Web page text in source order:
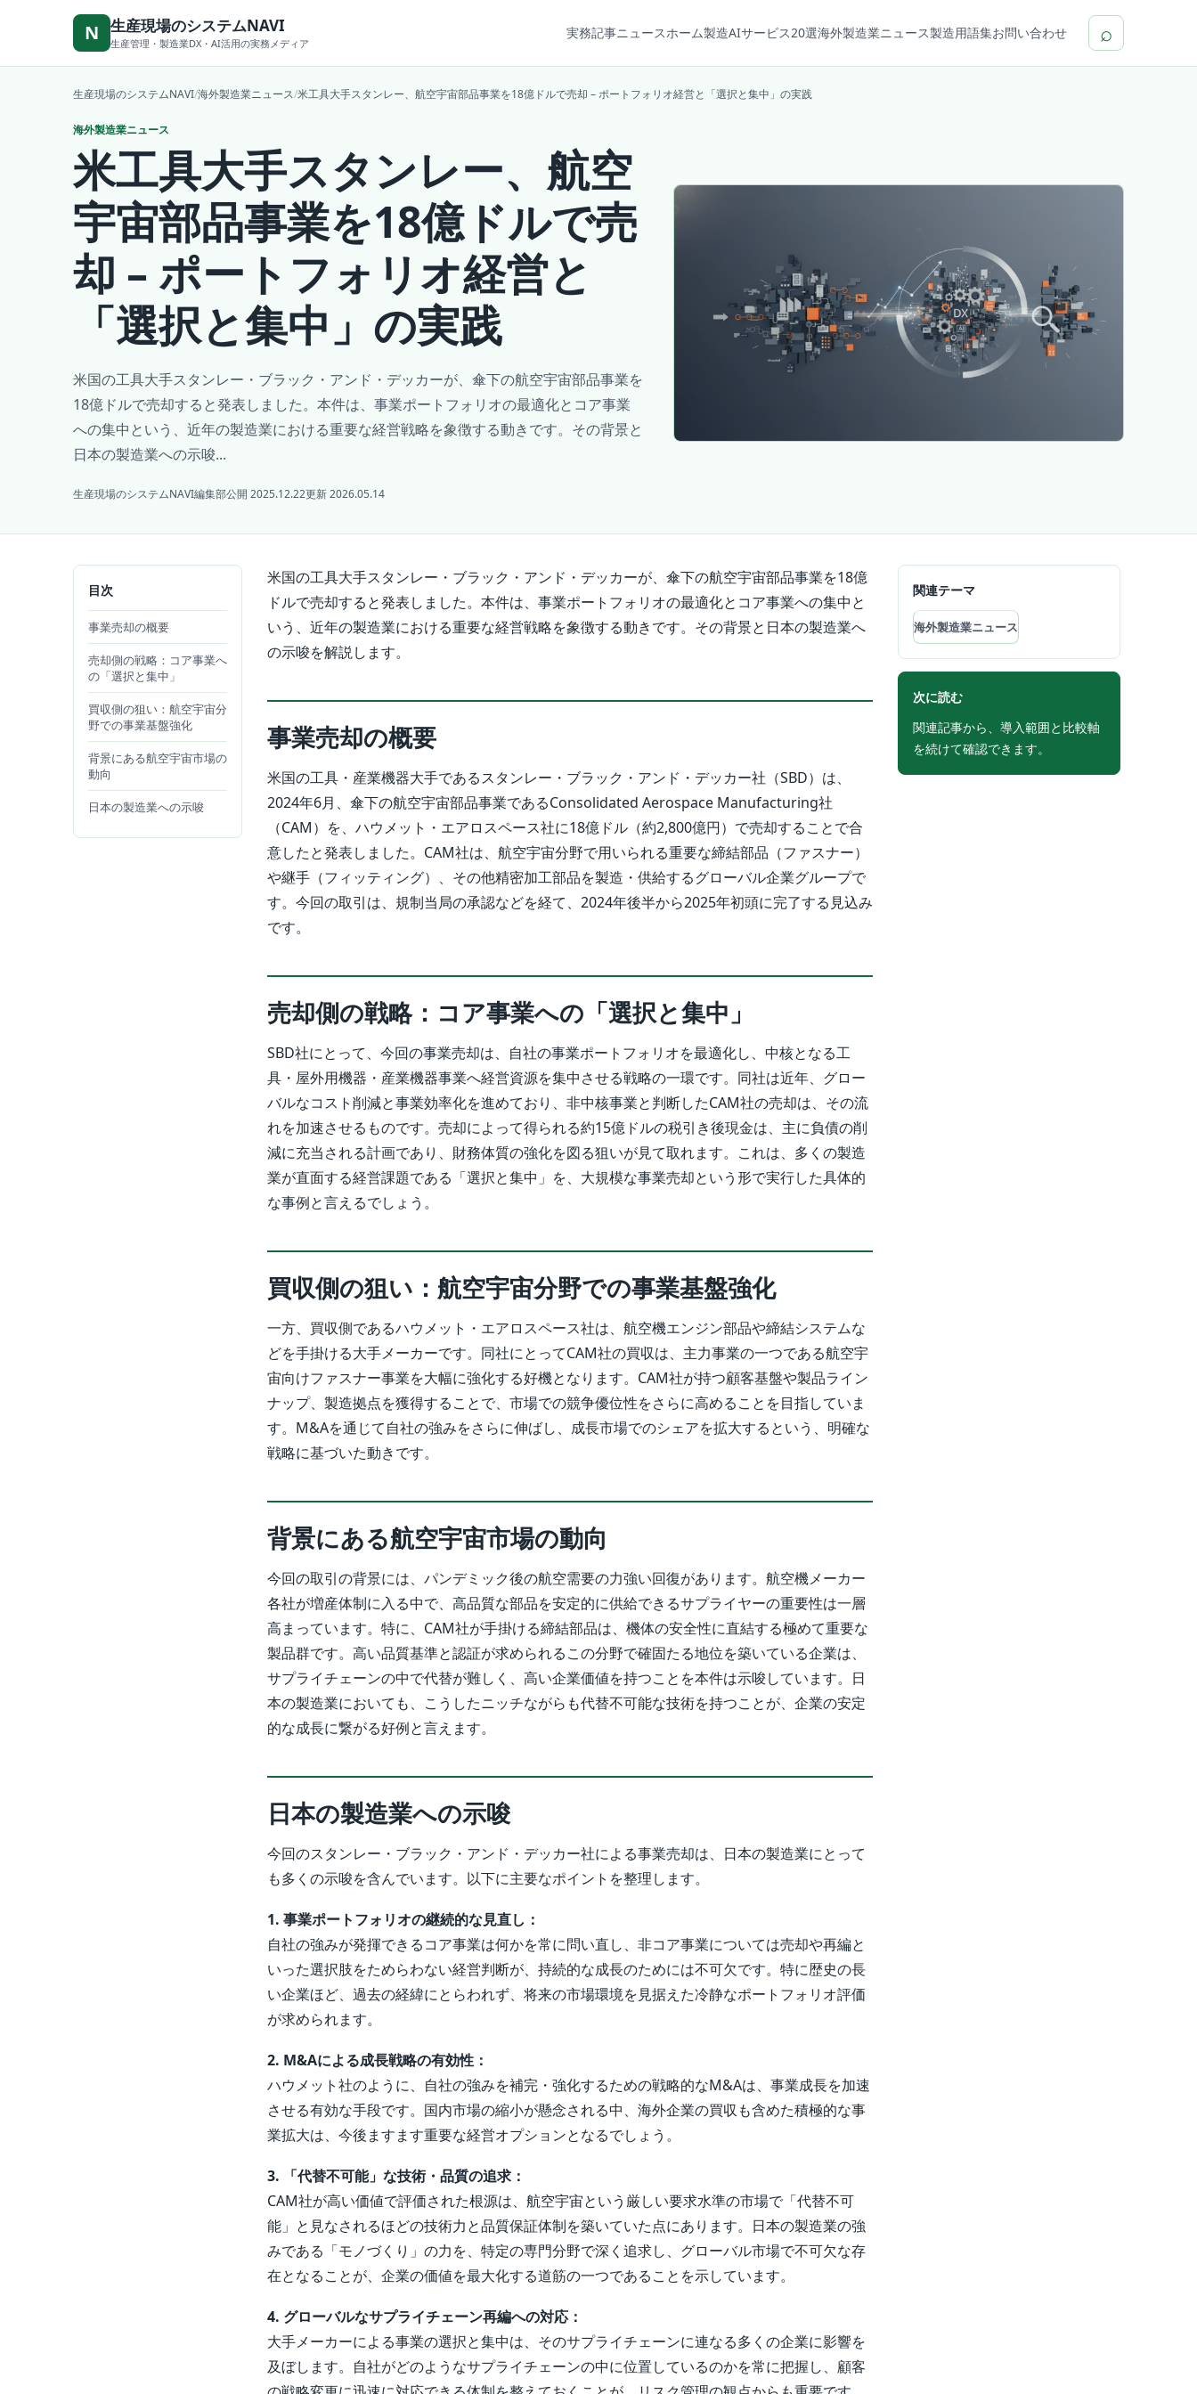
N 生産現場のシステムNAVI
生産管理・製造業DX・AI活用の実務メディア
実務記事ニュースホーム製造AIサービス20選海外製造業ニュース製造用語集お問い合わせ ⌕
生産現場のシステムNAVI/海外製造業ニュース/米工具大手スタンレー、航空宇宙部品事業を18億ドルで売却 – ポートフォリオ経営と「選択と集中」の実践
海外製造業ニュース
米工具大手スタンレー、航空
宇宙部品事業を18億ドルで売
却 – ポートフォリオ経営と
「選択と集中」の実践
米国の工具大手スタンレー・ブラック・アンド・デッカーが、傘下の航空宇宙部品事業を
18億ドルで売却すると発表しました。本件は、事業ポートフォリオの最適化とコア事業
への集中という、近年の製造業における重要な経営戦略を象徴する動きです。その背景と
日本の製造業への示唆...
生産現場のシステムNAVI編集部公開 2025.12.22更新 2026.05.14
目次
事業売却の概要
売却側の戦略：コア事業へ
の「選択と集中」
買収側の狙い：航空宇宙分
野での事業基盤強化
背景にある航空宇宙市場の
動向
日本の製造業への示唆
米国の工具大手スタンレー・ブラック・アンド・デッカーが、傘下の航空宇宙部品事業を18億
ドルで売却すると発表しました。本件は、事業ポートフォリオの最適化とコア事業への集中と
いう、近年の製造業における重要な経営戦略を象徴する動きです。その背景と日本の製造業へ
の示唆を解説します。
事業売却の概要
米国の工具・産業機器大手であるスタンレー・ブラック・アンド・デッカー社（SBD）は、
2024年6月、傘下の航空宇宙部品事業であるConsolidated Aerospace Manufacturing社
（CAM）を、ハウメット・エアロスペース社に18億ドル（約2,800億円）で売却することで合
意したと発表しました。CAM社は、航空宇宙分野で用いられる重要な締結部品（ファスナー）
や継手（フィッティング）、その他精密加工部品を製造・供給するグローバル企業グループで
す。今回の取引は、規制当局の承認などを経て、2024年後半から2025年初頭に完了する見込み
です。
売却側の戦略：コア事業への「選択と集中」
SBD社にとって、今回の事業売却は、自社の事業ポートフォリオを最適化し、中核となる工
具・屋外用機器・産業機器事業へ経営資源を集中させる戦略の一環です。同社は近年、グロー
バルなコスト削減と事業効率化を進めており、非中核事業と判断したCAM社の売却は、その流
れを加速させるものです。売却によって得られる約15億ドルの税引き後現金は、主に負債の削
減に充当される計画であり、財務体質の強化を図る狙いが見て取れます。これは、多くの製造
業が直面する経営課題である「選択と集中」を、大規模な事業売却という形で実行した具体的
な事例と言えるでしょう。
買収側の狙い：航空宇宙分野での事業基盤強化
一方、買収側であるハウメット・エアロスペース社は、航空機エンジン部品や締結システムな
どを手掛ける大手メーカーです。同社にとってCAM社の買収は、主力事業の一つである航空宇
宙向けファスナー事業を大幅に強化する好機となります。CAM社が持つ顧客基盤や製品ライン
ナップ、製造拠点を獲得することで、市場での競争優位性をさらに高めることを目指していま
す。M&Aを通じて自社の強みをさらに伸ばし、成長市場でのシェアを拡大するという、明確な
戦略に基づいた動きです。
背景にある航空宇宙市場の動向
今回の取引の背景には、パンデミック後の航空需要の力強い回復があります。航空機メーカー
各社が増産体制に入る中で、高品質な部品を安定的に供給できるサプライヤーの重要性は一層
高まっています。特に、CAM社が手掛ける締結部品は、機体の安全性に直結する極めて重要な
製品群です。高い品質基準と認証が求められるこの分野で確固たる地位を築いている企業は、
サプライチェーンの中で代替が難しく、高い企業価値を持つことを本件は示唆しています。日
本の製造業においても、こうしたニッチながらも代替不可能な技術を持つことが、企業の安定
的な成長に繋がる好例と言えます。
日本の製造業への示唆
今回のスタンレー・ブラック・アンド・デッカー社による事業売却は、日本の製造業にとって
も多くの示唆を含んでいます。以下に主要なポイントを整理します。
1. 事業ポートフォリオの継続的な見直し：
自社の強みが発揮できるコア事業は何かを常に問い直し、非コア事業については売却や再編と
いった選択肢をためらわない経営判断が、持続的な成長のためには不可欠です。特に歴史の長
い企業ほど、過去の経緯にとらわれず、将来の市場環境を見据えた冷静なポートフォリオ評価
が求められます。
2. M&Aによる成長戦略の有効性：
ハウメット社のように、自社の強みを補完・強化するための戦略的なM&Aは、事業成長を加速
させる有効な手段です。国内市場の縮小が懸念される中、海外企業の買収も含めた積極的な事
業拡大は、今後ますます重要な経営オプションとなるでしょう。
3. 「代替不可能」な技術・品質の追求：
CAM社が高い価値で評価された根源は、航空宇宙という厳しい要求水準の市場で「代替不可
能」と見なされるほどの技術力と品質保証体制を築いていた点にあります。日本の製造業の強
みである「モノづくり」の力を、特定の専門分野で深く追求し、グローバル市場で不可欠な存
在となることが、企業の価値を最大化する道筋の一つであることを示しています。
4. グローバルなサプライチェーン再編への対応：
大手メーカーによる事業の選択と集中は、そのサプライチェーンに連なる多くの企業に影響を
及ぼします。自社がどのようなサプライチェーンの中に位置しているのかを常に把握し、顧客
関連テーマ
海外製造業ニュース
次に読む
関連記事から、導入範囲と比較軸
を続けて確認できます。